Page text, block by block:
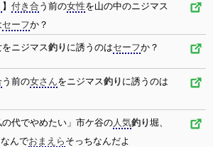
】 付き合う前の女性を山の中のニジマス
セーフか？
をニジマス釣り に誘うのはセーフか？
う前の女さんをニジマス釣り に誘うのは
の代でやめたい」市ケ谷の人気釣り堀、
んでおまえら そっちなんだよ